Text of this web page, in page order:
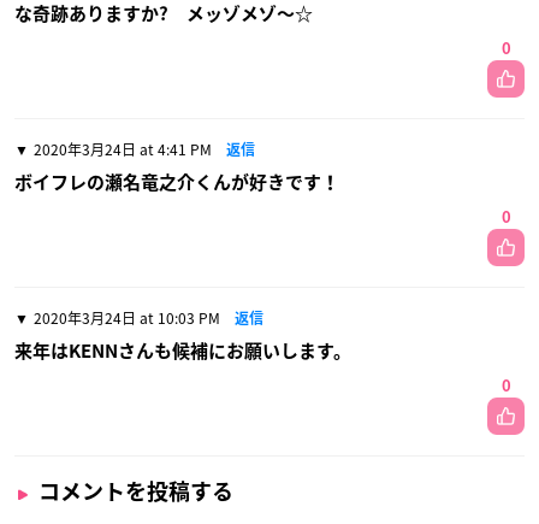
な奇跡ありますか? メッゾメゾ〜☆
0
2020年3月24日 at 4:41 PM 返信
ボイフレの瀬名竜之介くんが好きです！
0
2020年3月24日 at 10:03 PM 返信
来年はKENNさんも候補にお願いします。
0
コメントを投稿する